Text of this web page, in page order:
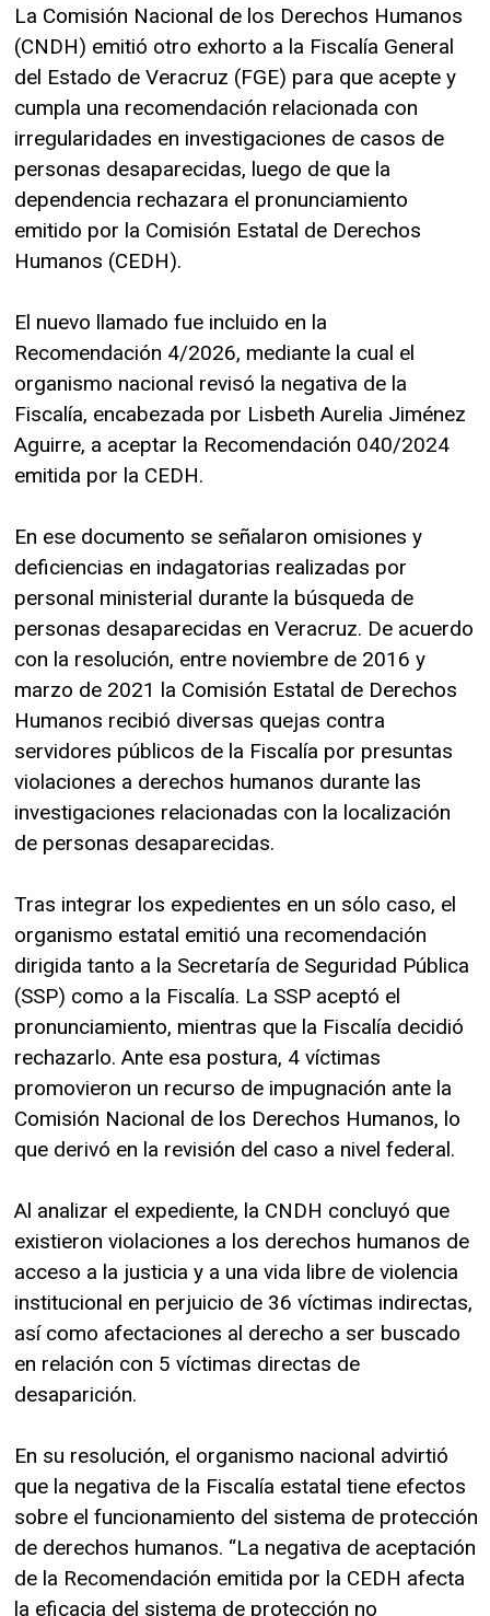
La Comisión Nacional de los Derechos Humanos
(CNDH) emitió otro exhorto a la Fiscalía General
del Estado de Veracruz (FGE) para que acepte y
cumpla una recomendación relacionada con
irregularidades en investigaciones de casos de
personas desaparecidas, luego de que la
dependencia rechazara el pronunciamiento
emitido por la Comisión Estatal de Derechos
Humanos (CEDH).
El nuevo llamado fue incluido en la
Recomendación 4/2026, mediante la cual el
organismo nacional revisó la negativa de la
Fiscalía, encabezada por Lisbeth Aurelia Jiménez
Aguirre, a aceptar la Recomendación 040/2024
emitida por la CEDH.
En ese documento se señalaron omisiones y
deficiencias en indagatorias realizadas por
personal ministerial durante la búsqueda de
personas desaparecidas en Veracruz. De acuerdo
con la resolución, entre noviembre de 2016 y
marzo de 2021 la Comisión Estatal de Derechos
Humanos recibió diversas quejas contra
servidores públicos de la Fiscalía por presuntas
violaciones a derechos humanos durante las
investigaciones relacionadas con la localización
de personas desaparecidas.
Tras integrar los expedientes en un sólo caso, el
organismo estatal emitió una recomendación
dirigida tanto a la Secretaría de Seguridad Pública
(SSP) como a la Fiscalía. La SSP aceptó el
pronunciamiento, mientras que la Fiscalía decidió
rechazarlo. Ante esa postura, 4 víctimas
promovieron un recurso de impugnación ante la
Comisión Nacional de los Derechos Humanos, lo
que derivó en la revisión del caso a nivel federal.
Al analizar el expediente, la CNDH concluyó que
existieron violaciones a los derechos humanos de
acceso a la justicia y a una vida libre de violencia
institucional en perjuicio de 36 víctimas indirectas,
así como afectaciones al derecho a ser buscado
en relación con 5 víctimas directas de
desaparición.
En su resolución, el organismo nacional advirtió
que la negativa de la Fiscalía estatal tiene efectos
sobre el funcionamiento del sistema de protección
de derechos humanos. “La negativa de aceptación
de la Recomendación emitida por la CEDH afecta
la eficacia del sistema de protección no